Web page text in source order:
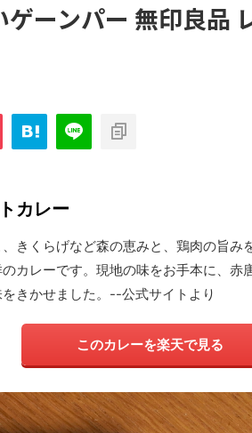
ーンパー 無印良品
カレー
きくらげなど森の恵みと、鶏肉の旨み
カレーです。現地の味をお手本に、赤
きかせました。--公式サイトより
このカレーを楽天で見る